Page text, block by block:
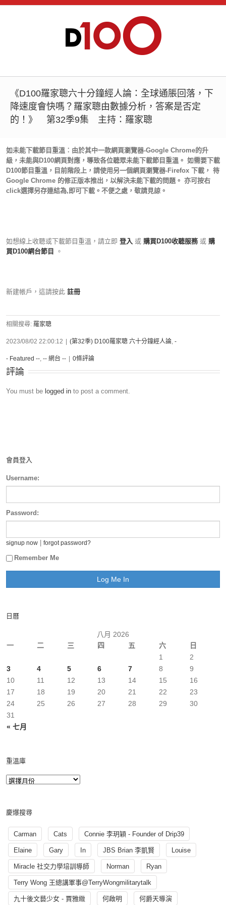
《D100羅家聰六十分鐘經人論：全球通脹回落，下
降速度會快嗎？羅家聰由數據分析，答案是否定
的！》 第32季9集 主持：羅家聰
如未能下載節目重溫︰由於其中一款網頁瀏覽器-Google Chrome的升
級，未能與D100網頁對應，導致各位聽眾未能下載節目重溫。 如需要下載
D100節目重溫，目前階段上，請使用另一個網頁瀏覽器-Firefox 下載， 待
Google Chrome 的修正版本推出，以解決未能下載的問題。 亦可按右
click選擇另存連結為,即可下載。不便之處，敬請見諒。
如想線上收聽或下載節目重溫，請立即 登入 或 購買D100收聽服務 或 購
買D100網台節目
。
新建帳戶，這請按此 註冊
相關搜尋: 羅家聰
2023/08/02 22:00:12 (第32季) D100羅家聰 六十分鐘經人論, -
- Featured --, -- 網台 -- 0條評論
評論
You must be logged in to post a comment.
會員登入
Username:
Password:
signup now forgot password?
Remember Me
日曆
八月 2026
一
二 三 四 五 六 日
« 七月
1
2
3
4 5 6 7 8
9
10
11 12 13 14 15
16
17
18 19 20 21 22
23
24
25 26 27 28 29
30
31
重溫庫
慶爆搜尋
Carman Cats Connie 李玥穎 - Founder of Drip39
Elaine Gary In JBS Brian 李凱賢 Louise
Miracle 社交力學培訓導師 Norman Ryan
Terry Wong 王總講軍事@TerryWongmilitarytalk
九十後文藝少女 - 賈雅緻 何啟明 何爵天導演